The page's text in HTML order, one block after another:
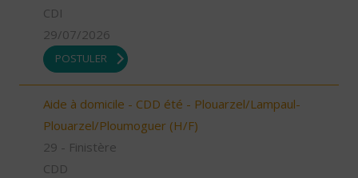
CDI
29/07/2026
POSTULER
Aide à domicile - CDD été - Plouarzel/Lampaul-
Plouarzel/Ploumoguer (H/F)
29 - Finistère
CDD